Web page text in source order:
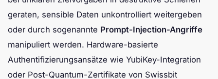
geraten, sensible Daten unkontrolliert weitergeben
oder durch sogenannte Prompt-Injection-Angriffe
manipuliert werden. Hardware-basierte
Authentifizierungsansätze wie YubiKey-Integration
oder Post-Quantum-Zertifikate von Swissbit